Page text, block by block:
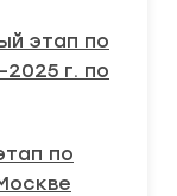
этап по
г. по
по